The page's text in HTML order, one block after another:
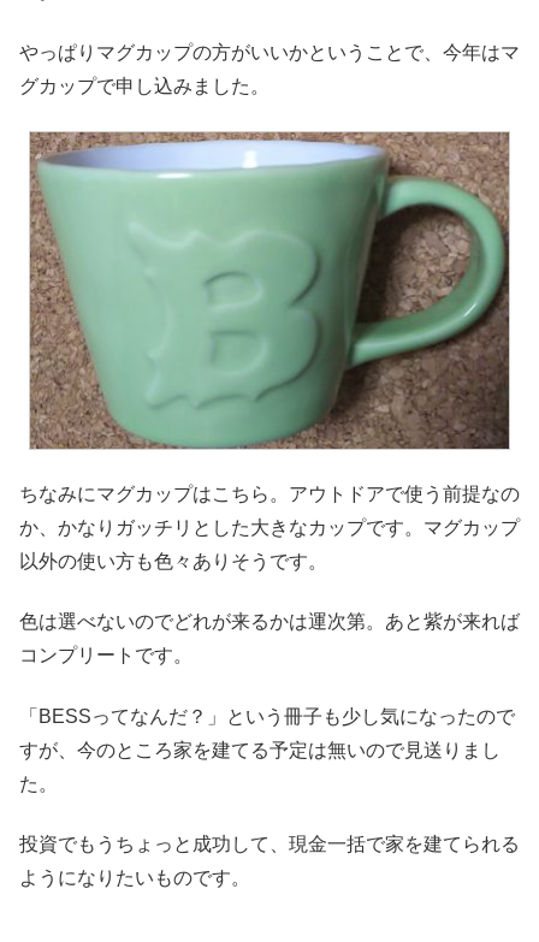
やっぱりマグカップの方がいいかということで、今年はマ
グカップで申し込みました。
ちなみにマグカップはこちら。アウトドアで使う前提なの
か、かなりガッチリとした大きなカップです。マグカップ
以外の使い方も色々ありそうです。
色は選べないのでどれが来るかは運次第。あと紫が来れば
コンプリートです。
「BESSってなんだ？」という冊子も少し気になったので
すが、今のところ家を建てる予定は無いので見送りまし
た。
投資でもうちょっと成功して、現金一括で家を建てられる
ようになりたいものです。